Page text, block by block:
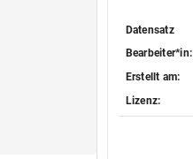
Datensatz
Bearbeiter*in:
Erstellt am:
Lizenz: